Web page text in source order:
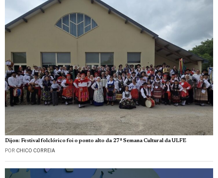
Dijon: Festival folclórico foi o ponto alto da 27ª Semana Cultural da ULFE
POR CHICO CORREIA